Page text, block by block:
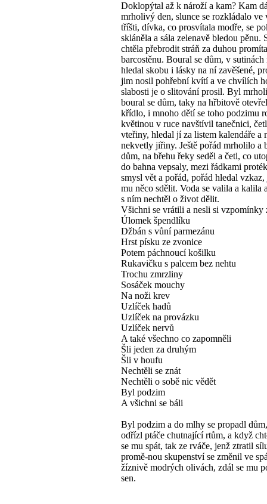
Doklopýtal až k nároží a kam? Kam
mrholivý den, slunce se rozkládalo ve
tříšti, dívka, co prosvítala modře, se
skláněla a sála zelenavě bledou pěnu.
chtěla přebrodit stráň za duhou
barcostěnu. Boural se dům, v sutinách
hledal skobu i lásky na ní zavěšené,
jim nosil pohřební kvítí a ve chvílích
slabosti je o slitování prosil. Byl
boural se dům, taky na hřbitově
křídlo, i mnoho dětí se toho podzimu
květinou v ruce navštívil tanečnici,
vteřiny, hledal jí za listem kalendáře a
nekvetly jiřiny. Ještě pořád mrholilo a
dům, na břehu řeky seděl a četl, co
do bahna vepsaly, mezi řádkami
smysl vět a pořád, pořád hledal
mu něco sdělit. Voda se valila a kalila
s ním nechtěl o život dělit.
Všichni se vrátili a nesli si vzpomínky
Úlomek špendlíku
Džbán s vůní parmezánu
Hrst písku ze zvonice
Potem páchnoucí košilku
Rukavičku s palcem bez nehtu
Trochu zmrzliny
Sosáček mouchy
Na noži krev
Uzlíček hadů
Uzlíček na provázku
Uzlíček nervů
A také všechno co zapomněli
Šli jeden za druhým
Šli v houfu
Nechtěli se znát
Nechtěli o sobě nic vědět
Byl podzim
A všichni se báli
Byl podzim a do mlhy se propadl
odřízl ptáče chutnající rtům, a když
se mu spát, tak ze rváče, jenž ztratil
promě-nou skupenství se změnil ve
žíznivě modrých olivách, zdál se mu
sen.